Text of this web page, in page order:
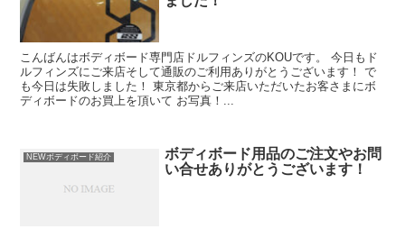
こんばんはボディボード専門店ドルフィンズのKOUです。 今日もド
ルフィンズにご来店そして通販のご利用ありがとうございます！ で
も今日は失敗しました！ 東京都からご来店いただいたお客さまにボ
ディボードのお買上を頂いて お写真！...
NEWボディボード紹介
ボディボード用品のご注文やお問
い合せありがとうございます！